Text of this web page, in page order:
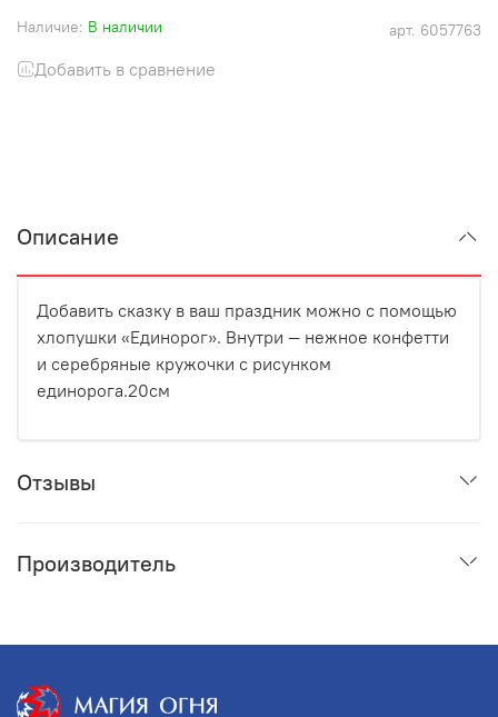
арт. 6057763
Наличие: В наличии
Добавить в сравнение
Описание
Добавить сказку в ваш праздник можно с помощью
хлопушки «Единорог». Внутри — нежное конфетти
и серебряные кружочки с рисунком
единорога.20см
Отзывы
Производитель